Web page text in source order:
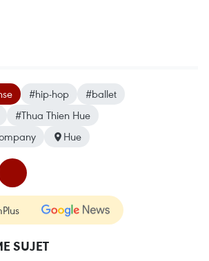
#hip-hop
#ballet
#Thua Thien Hue
Hue
SUJET